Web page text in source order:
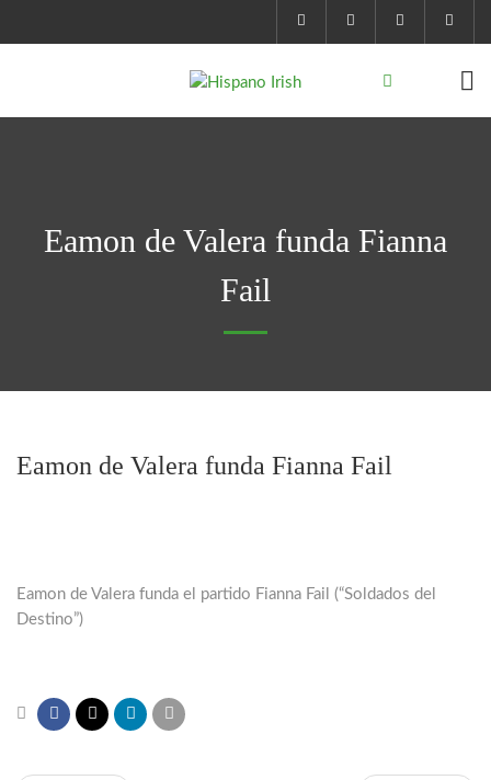
Eamon de Valera funda Fianna
Fail
Eamon de Valera funda Fianna Fail
Eamon de Valera funda el partido Fianna Fail (“Soldados del
Destino”)